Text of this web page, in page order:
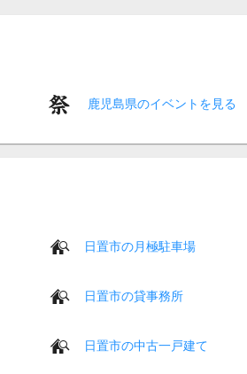
鹿児島県のイベントを見る
日置市の月極駐車場
日置市の貸事務所
日置市の中古一戸建て